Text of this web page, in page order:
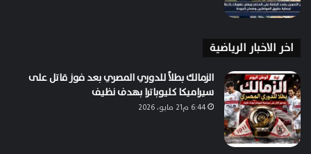
اخر الاخبار الرياضية
الزمالك بطلاً للدوري المصري بعد فوز قاتل على
سيراميكا كليوباترا بهدف نظيف
6:44 م21 مايو، 2026